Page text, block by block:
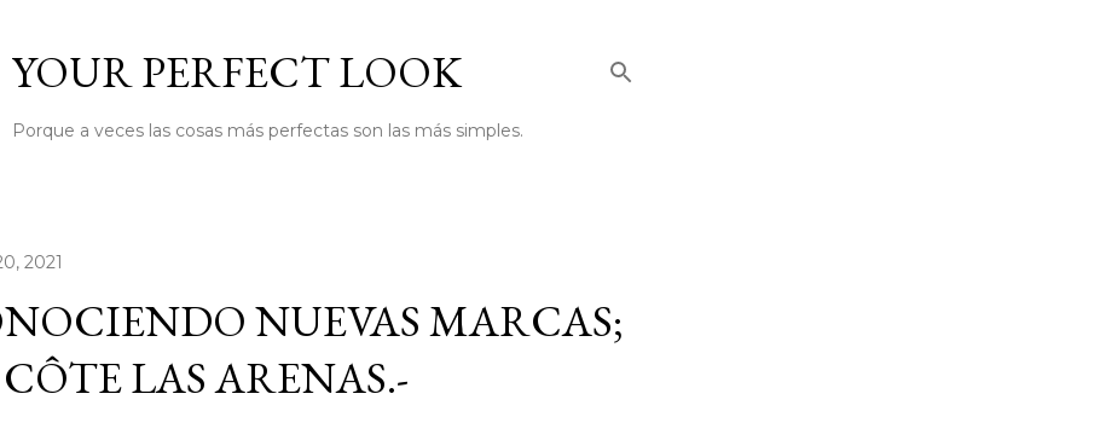
YOUR PERFECT LOOK
Porque a veces las cosas más perfectas son las más simples.
2021
NUEVAS MARCAS;
LAS ARENAS.-